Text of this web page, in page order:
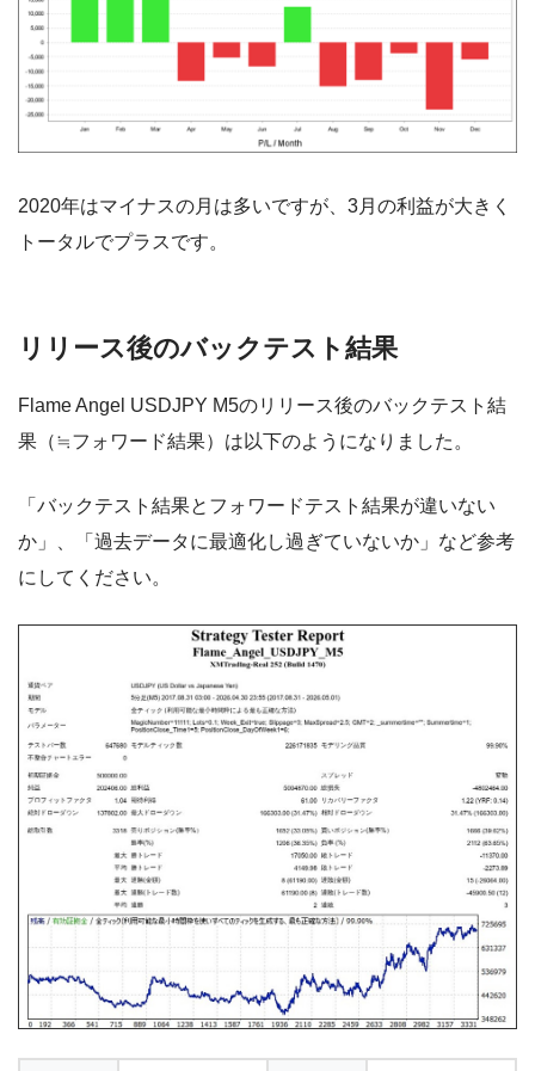
2020年はマイナスの月は多いですが、3月の利益が大きく
トータルでプラスです。
リリース後のバックテスト結果
Flame Angel USDJPY M5のリリース後のバックテスト結
果（≒フォワード結果）は以下のようになりました。
「バックテスト結果とフォワードテスト結果が違いない
か」、「過去データに最適化し過ぎていないか」など参考
にしてください。